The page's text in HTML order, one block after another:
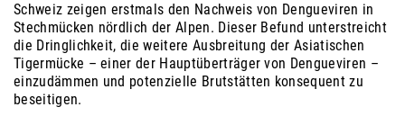
Schweiz zeigen erstmals den Nachweis von Dengueviren in
Stechmücken nördlich der Alpen. Dieser Befund unterstreicht
die Dringlichkeit, die weitere Ausbreitung der Asiatischen
Tigermücke – einer der Hauptüberträger von Dengueviren –
einzudämmen und potenzielle Brutstätten konsequent zu
beseitigen.